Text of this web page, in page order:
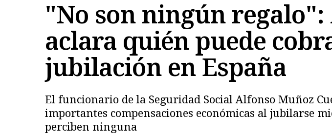
"No son ningún
aclara quién puede
jubilación en España
El funcionario de la Seguridad Social Alfonso Muñoz
importantes compensaciones económicas al jubilarse
perciben ninguna